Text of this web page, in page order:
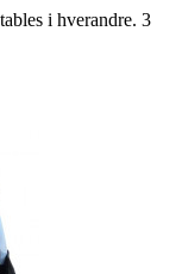
i ­hverandre. 3